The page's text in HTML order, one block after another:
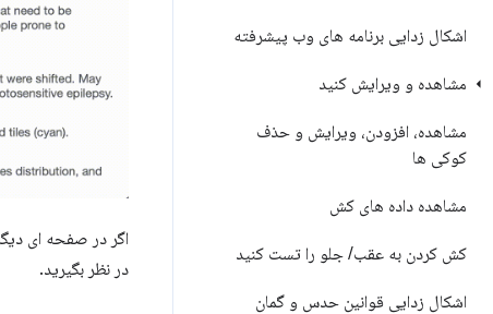
اشکال زدایی برنامه های وب پیشرفته
مشاهده و ویرایش کنید
مشاهده، افزودن، ویرایش و حذف
کوکی ها
مشاهده داده های کش
کش کردن به عقب/ جلو را تست کنید
اشکال زدایی قوانین حدس و گمان
اگر در صفحه ای
در نظر بگیرید.